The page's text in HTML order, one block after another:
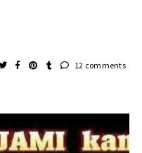
12 comments